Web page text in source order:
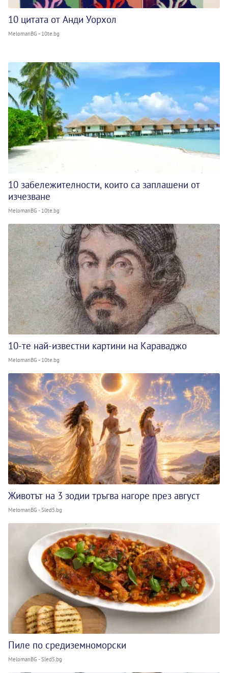
10 цитата от Анди Уорхол
MelomanBG - 10te.bg
10 забележителности, които са заплашени от
изчезване
MelomanBG - 10te.bg
10-те най-известни картини на Караваджо
MelomanBG - 10te.bg
Животът на 3 зодии тръгва нагоре през август
MelomanBG - Sled5.bg
Пиле по средиземноморски
MelomanBG - Sled5.bg